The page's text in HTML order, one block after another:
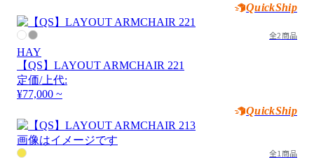
QuickShip
全2商品
HAY
【QS】LAYOUT ARMCHAIR 221
定価/上代:
¥77,000 ~
QuickShip
画像はイメージです
全1商品